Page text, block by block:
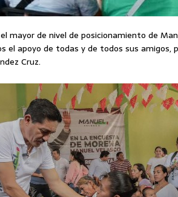
mayor de nivel de posicionamiento de
el apoyo de todas y de todos sus amigos,
Cruz.